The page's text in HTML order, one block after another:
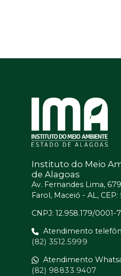
Instituto do Meio
de Alagoas
Av. Fernandes Lima, 679
Farol, Maceió - AL, CEP:
CNPJ: 12.958.179/0001-
Atendimento
(82) 3512.5999
Atendimento
(82) 98833.9407